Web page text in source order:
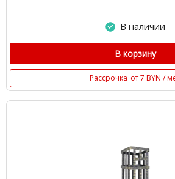
В наличии
В корзину
Рассрочка от 7 BYN /